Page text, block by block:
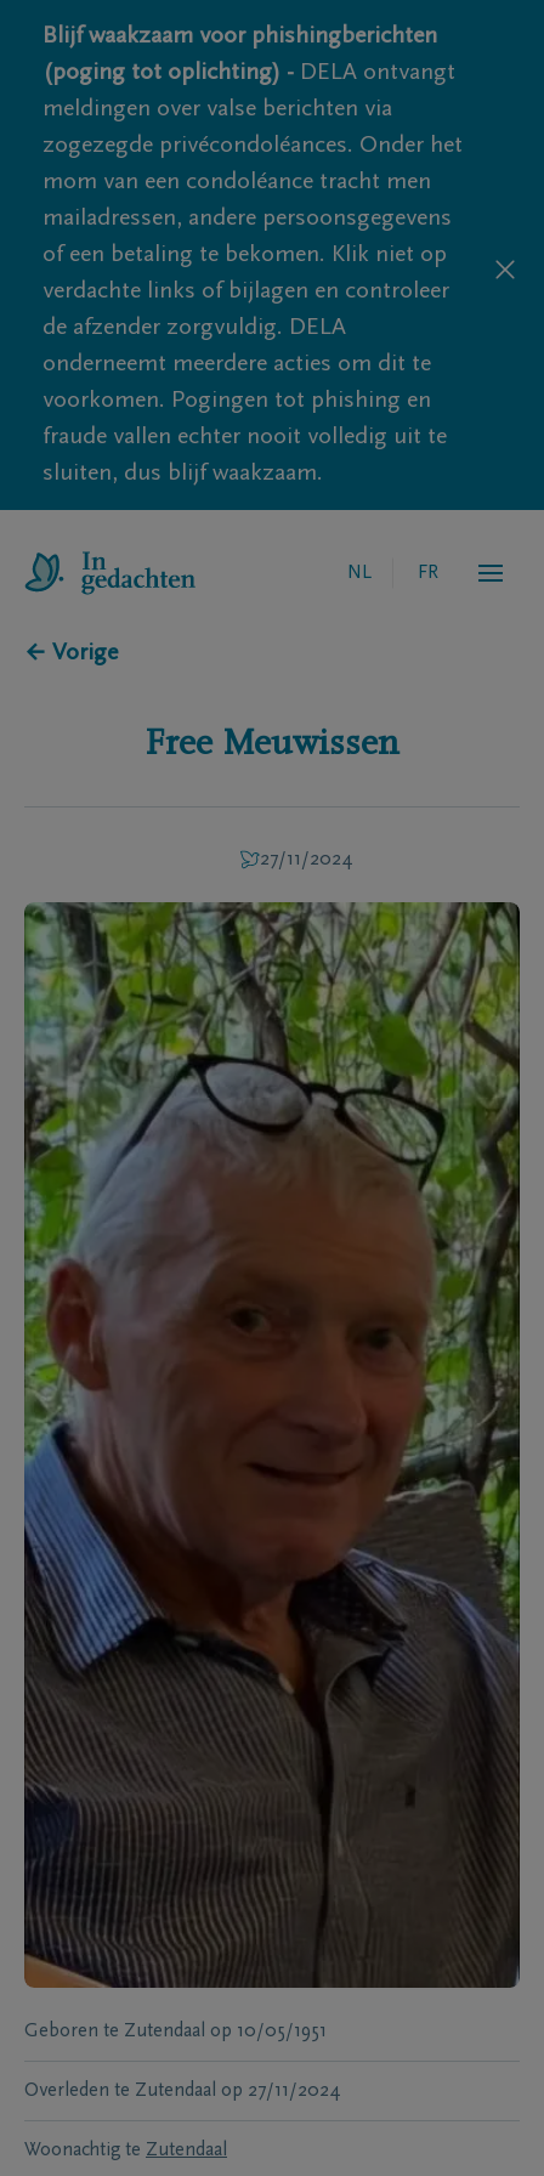
Blijf waakzaam voor phishingberichten
(poging tot oplichting) - DELA ontvangt
meldingen over valse berichten via
zogezegde privécondoléances. Onder het
mom van een condoléance tracht men
mailadressen, andere persoonsgegevens
of een betaling te bekomen. Klik niet op
verdachte links of bijlagen en controleer
de afzender zorgvuldig. DELA
onderneemt meerdere acties om dit te
voorkomen. Pogingen tot phishing en
fraude vallen echter nooit volledig uit te
sluiten, dus blijf waakzaam.
NL FR
← Vorige
Free Meuwissen
27/11/2024
Geboren te Zutendaal op 10/05/1951
Overleden te Zutendaal op 27/11/2024
Woonachtig te Zutendaal